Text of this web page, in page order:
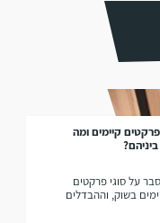
פרקטים קיימים ומה
על סוגי פרקטים
בשוק, וההבדלים